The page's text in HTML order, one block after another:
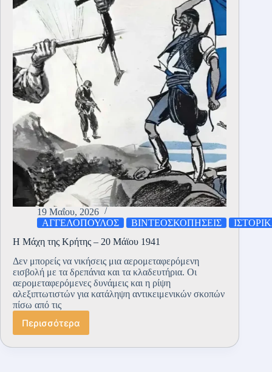
19 Μαΐου, 2026
ΑΓΓΕΛΟΠΟΥΛΟΣ
ΒΙΝΤΕΟΣΚΟΠΗΣΕΙΣ
Η Μάχη της Κρήτης – 20 Μάϊου 1941
Δεν μπορείς να νικήσεις μια αερομεταφερόμενη
εισβολή με τα δρεπάνια και τα κλαδευτήρια. Οι
αερομεταφερόμενες δυνάμεις και η ρίψη
αλεξιπτωτιστών για κατάληψη αντικειμενικών σκοπών
πίσω από τις
Περισσότερα
Η
της